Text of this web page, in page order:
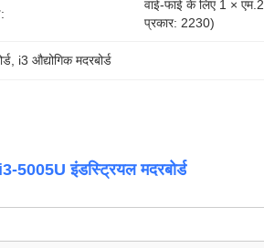
वाई-फाई के लिए 1 ×
प्रकार: 2230)
i3 औद्योगिक मदरबोर्ड
इंडस्ट्रियल मदरबोर्ड